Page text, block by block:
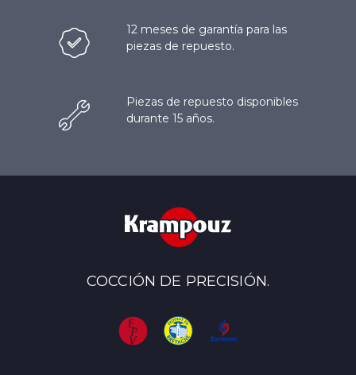
12 meses de garantía para las
piezas de repuesto.
Piezas de repuesto disponibles
durante 15 años.
COCCIÓN DE PRECISIÓN.